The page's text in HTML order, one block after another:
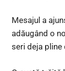
Mesajul a
adăugând o
seri deja pline